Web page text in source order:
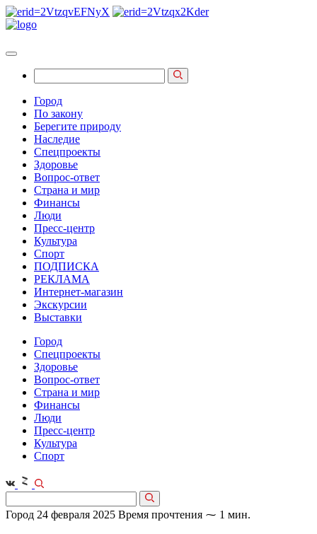
Город
По закону
Берегите природу
Наследие
Спецпроекты
Здоровье
Вопрос-ответ
Страна и мир
Финансы
Люди
Пресс-центр
Культура
Спорт
ПОДПИСКА
РЕКЛАМА
Интернет-магазин
Экскурсии
Выставки
Город
Спецпроекты
Здоровье
Вопрос-ответ
Страна и мир
Финансы
Люди
Пресс-центр
Культура
Спорт
Город 24 февраля 2025 Время прочтения ⁓ 1 мин.